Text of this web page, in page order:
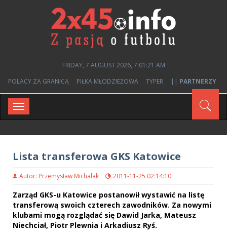
FRIDAY, 7 AUGUST 2026, 7:01:21 AM
POLACY ZA GRANICĄ
PIŁKA MŁODZIEŻOWA TYPER || PARTNERZY
Toggle
navigation
Lista transferowa GKS Katowice
Autor: Przemysław Michalak 2011-11-25 02:14:10
Zarząd GKS-u Katowice postanowił wystawić na listę
transferową swoich czterech zawodników. Za nowymi
klubami mogą rozglądać się Dawid Jarka, Mateusz
Niechciał, Piotr Plewnia i Arkadiusz Ryś.